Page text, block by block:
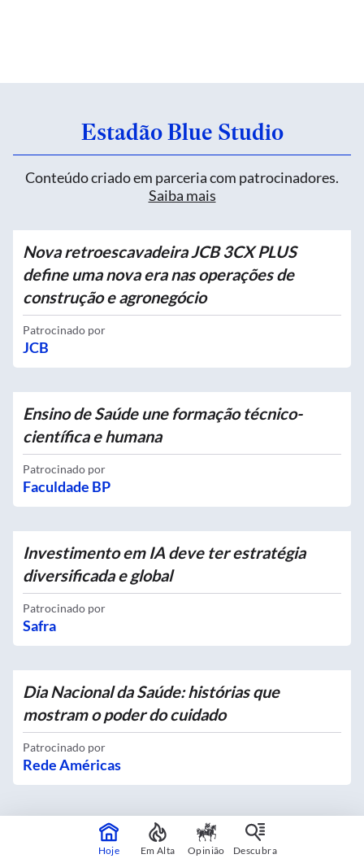
Estadão Blue Studio
Conteúdo criado em parceria com patrocinadores.
Saiba mais
Nova retroescavadeira JCB 3CX PLUS
define uma nova era nas operações de
construção e agronegócio
Patrocinado por
JCB
Ensino de Saúde une formação técnico-
científica e humana
Patrocinado por
Faculdade BP
Investimento em IA deve ter estratégia
diversificada e global
Patrocinado por
Safra
Dia Nacional da Saúde: histórias que
mostram o poder do cuidado
Patrocinado por
Rede Américas
Hoje Em Alta Opinião Descubra